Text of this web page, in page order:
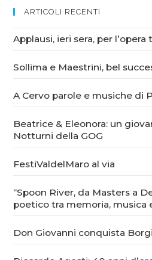
ARTICOLI RECENTI
Applausi, ieri sera, per
Sollima e Maestrini, bel
A Cervo parole e musiche di
Beatrice & Eleonora: un
Notturni della GOG
FestiValdelMaro al via
“Spoon River, da Masters a
poetico tra memoria, musica
Don Giovanni conquista